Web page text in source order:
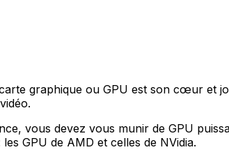
graphique ou GPU est son cœur
vous devez vous munir de GPU
GPU de AMD et celles de NVidia.